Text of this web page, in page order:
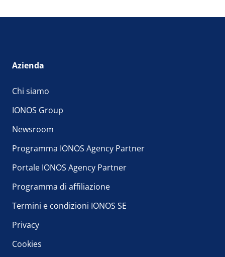
Azienda
Chi siamo
IONOS Group
Newsroom
Programma IONOS Agency Partner
Portale IONOS Agency Partner
Programma di affiliazione
Termini e condizioni IONOS SE
Privacy
Cookies